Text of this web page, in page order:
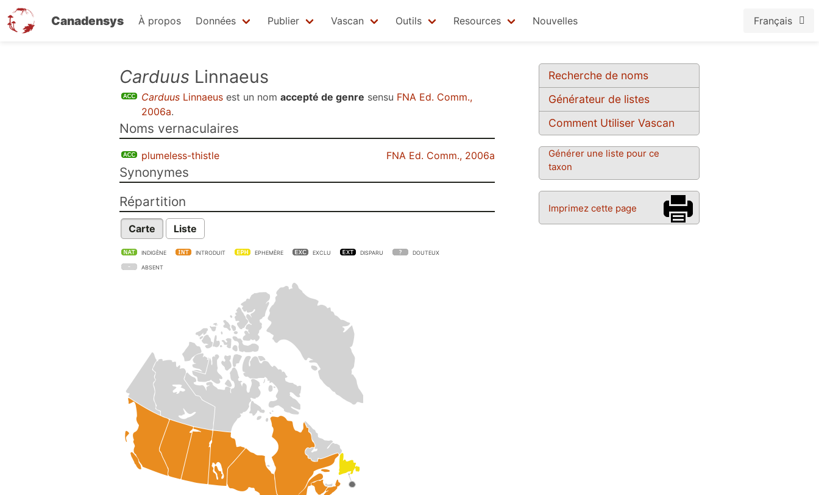
Canadensys À propos Données Publier Vascan Outils Resources Nouvelles Français
Recherche de noms
Générateur de listes
Comment Utiliser Vascan
Générer une liste pour ce
taxon
Imprimez cette page
Carduus Linnaeus
Carduus Linnaeus est un nom accepté de genre sensu FNA Ed. Comm.,
2006a.
Noms vernaculaires
plumeless-thistle FNA Ed. Comm., 2006a
Synonymes
Répartition
Carte Liste
INDIGÈNE INTRODUIT EPHEMÈRE EXCLU DISPARU DOUTEUX
ABSENT